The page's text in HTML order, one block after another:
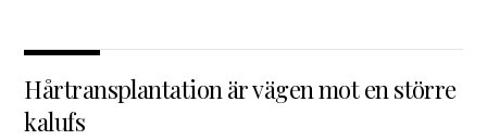
Hårtransplantation är vägen mot en större
kalufs